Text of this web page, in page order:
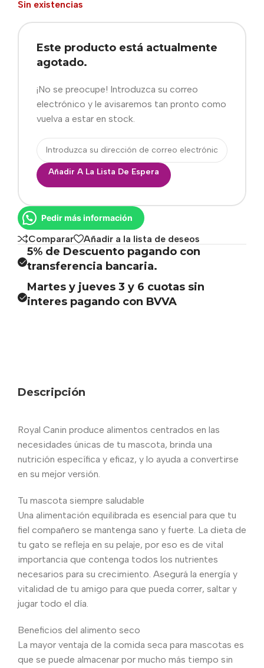
Sin existencias
Este producto está actualmente
agotado.
¡No se preocupe! Introduzca su correo
electrónico y le avisaremos tan pronto como
vuelva a estar en stock.
Añadir A La Lista De Espera
Pedir más información
Comparar Añadir a la lista de deseos
5% de Descuento pagando con
transferencia bancaria.
Martes y jueves 3 y 6 cuotas sin
interes pagando con BVVA
Descripción
Royal Canin produce alimentos centrados en las
necesidades únicas de tu mascota, brinda una
nutrición específica y eficaz, y lo ayuda a convertirse
en su mejor versión.
Tu mascota siempre saludable
Una alimentación equilibrada es esencial para que tu
fiel compañero se mantenga sano y fuerte. La dieta de
tu gato se refleja en su pelaje, por eso es de vital
importancia que contenga todos los nutrientes
necesarios para su crecimiento. Asegurá la energía y
vitalidad de tu amigo para que pueda correr, saltar y
jugar todo el día.
Beneficios del alimento seco
La mayor ventaja de la comida seca para mascotas es
que se puede almacenar por mucho más tiempo sin